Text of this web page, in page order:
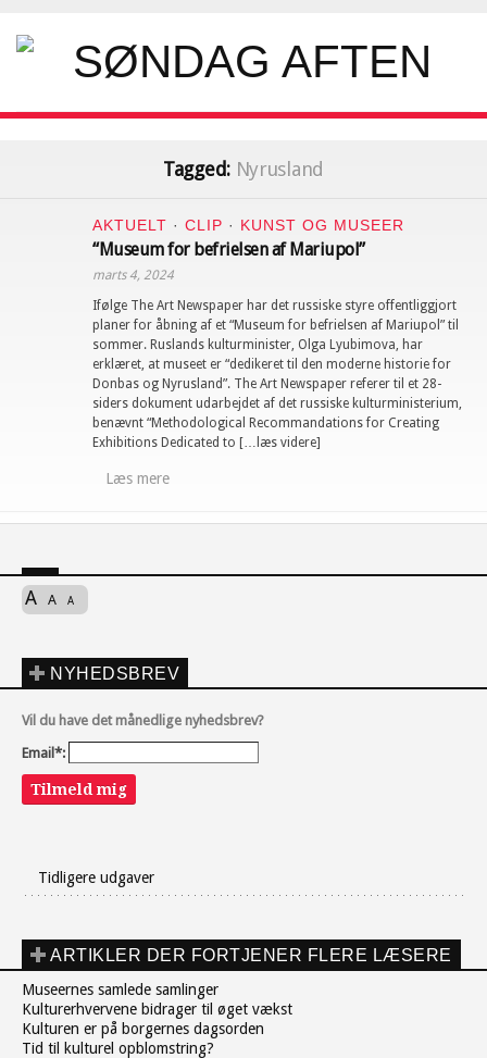
Tagged: Nyrusland
AKTUELT · CLIP · KUNST OG MUSEER
“Museum for befrielsen af Mariupol”
marts 4, 2024
Ifølge The Art Newspaper har det russiske styre offentliggjort
planer for åbning af et “Museum for befrielsen af Mariupol” til
sommer. Ruslands kulturminister, Olga Lyubimova, har
erklæret, at museet er “dedikeret til den moderne historie for
Donbas og Nyrusland”. The Art Newspaper referer til et 28-
siders dokument udarbejdet af det russiske kulturministerium,
benævnt “Methodological Recommandations for Creating
Exhibitions Dedicated to […læs videre]
Læs mere
A A A
NYHEDSBREV
Vil du have det månedlige nyhedsbrev?
Email*:
Tilmeld mig
Tidligere udgaver
ARTIKLER DER FORTJENER FLERE LÆSERE
Museernes samlede samlinger
Kulturerhvervene bidrager til øget vækst
Kulturen er på borgernes dagsorden
Tid til kulturel opblomstring?